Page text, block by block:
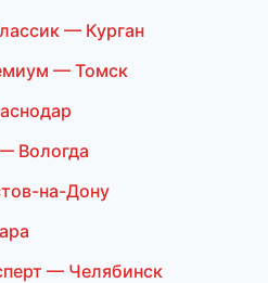
— Курган
— Томск
Вологда
на-Дону
— Челябинск